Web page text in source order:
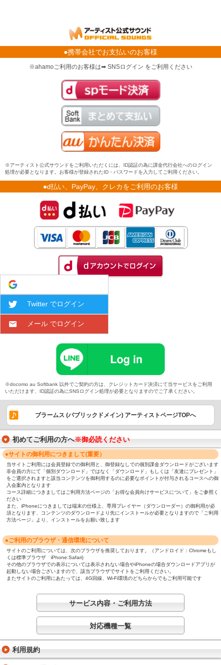
●携帯会社でお支払いのお客様
※ahamoご利用のお客様は➡ SNSログイン をご利用ください
※アーティスト公式サウンドをご利用いただくには、ID認証の為に課金代行会社へのログイン
処理が必要となります。お客様が登録されたID・パスワードを入力してご利用ください。
●d払い、PayPay、クレカをご利用のお客様
Twitter でログイン
メール でログイン
※docomo au Softbank 以外でご契約の方は、クレジットカード決済にて当サービスをご利用
いただけます、ID認証の為にSNSログイン処理が必要となりますのでご了承ください。
ブラームス (パブリックドメイン) アーティストページTOPへ
初めてご利用の方へ※御必読ください
●サイトの御利用につきまして(重要）
当サイトご利用には会員登録での御利用と、御登録なしでの個別課金ダウンロードがございます
非会員の方にて「個別ダウンロード」ではなく「ダウンロード」もしくは「友達にプレゼント」
をご選択されますと該当コンテンツを御利用するのに必要なポイントが付与されるコースへの御
入会案内となります
コース詳細につきましてはご利用方法ページの「お得な会員向けサービスについて」をご参照く
ださい
また、iPhoneにつきましては端末の仕様上、専用プレイヤー（ダウンローダー）の御利用が必
須となります、コンテンツのダウンロードより先にインストールが必要となりますので「ご利用
方法ページ」より、インストールをお願い致します
●ご利用のブラウザ・通信環境について
サイトのご利用については、次のブラウザを推奨しております。（アンドロイド：Chromeもし
くは標準ブラウザ iPhone:Safari)
その他のブラウザでの表示については表示されない場合やiPhoneの場合ダウンロードアプリが
起動しない場合ございますので、該当ブラウザでサイトをご利用ください。
またサイトのご利用にあたっては、4G回線、Wi-Fi環境のどちらからでもご利用可能です
サービス内容・ご利用方法
対応機種一覧
利用規約